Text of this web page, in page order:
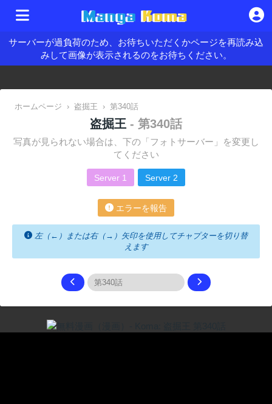
サーバーが過負荷のため、お待ちいただくかページを再読み込
みして画像が表示されるのをお待ちください。
ホームページ › 盗掘王 › 第340話
盗掘王 - 第340話
写真が見られない場合は、下の「フォトサーバー」を変更し
てください
Server 1 Server 2
エラーを報告
左（←）または右（→）矢印を使用してチャプターを切り替
えます